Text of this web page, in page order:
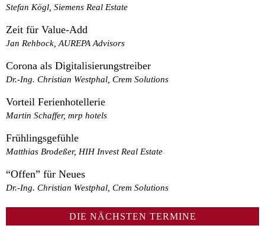
Stefan Kögl, Siemens Real Estate
Zeit für Value-Add
Jan Rehbock, AUREPA Advisors
Corona als Digitalisierungstreiber
Dr.-Ing. Christian Westphal, Crem Solutions
Vorteil Ferienhotellerie
Martin Schaffer, mrp hotels
Frühlingsgefühle
Matthias Brodeßer, HIH Invest Real Estate
“Offen” für Neues
Dr.-Ing. Christian Westphal, Crem Solutions
DIE NÄCHSTEN TERMINE